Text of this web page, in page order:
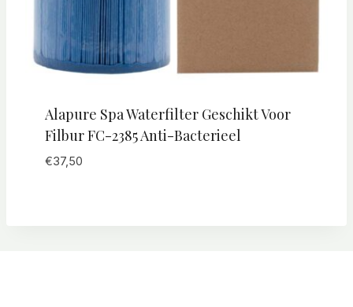
Alapure Spa Waterfilter Geschikt Voor
Filbur FC-2385 Anti-Bacterieel
€37,50